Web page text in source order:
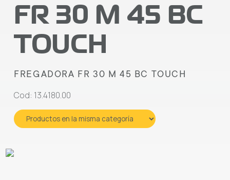
FR 30 M 45 BC
TOUCH
FREGADORA FR 30 M 45 BC TOUCH
Cod: 13.4180.00